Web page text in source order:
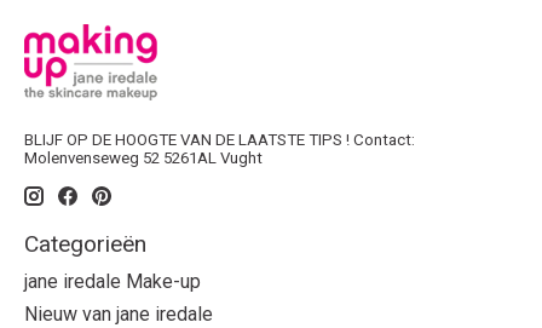
BLIJF OP DE HOOGTE VAN DE LAATSTE TIPS ! Contact:
Molenvenseweg 52 5261AL Vught
Categorieën
jane iredale Make-up
Nieuw van jane iredale